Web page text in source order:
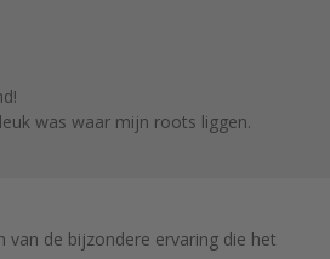
was waar mijn roots liggen.
van de bijzondere ervaring die het